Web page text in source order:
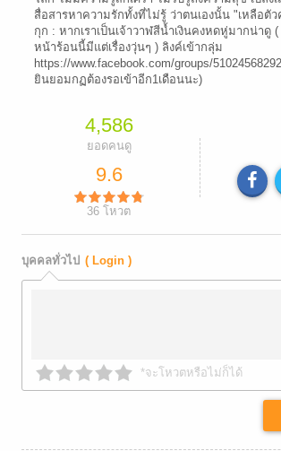
สื่อสารหาความรักทั้งที่ไม่รู้ ว่าตนเองนั้น "เหลือตัว
กุก : หากเราเป็นเจ้าวาฬสีน้ำเงินคงหดหู่มากน่าดู (
หน้าร้อนนี้มีแต่เรื่องวุ่นๆ ) ลิงค์เข้ากลุ่ม
https://www.facebook.com/groups/
ยินยอมกฏต้องรอเข้าอีก1เดือนนะ)
4,586
ยอดคนดู
9.6
36 โหวต
บุคคลทั่วไป ( Login )
*จะโหวตหรือไม่ก็ได้